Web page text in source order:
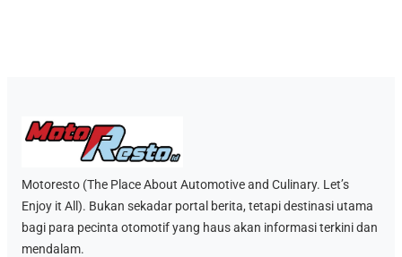
Motoresto (The Place About Automotive and Culinary. Let’s
Enjoy it All). Bukan sekadar portal berita, tetapi destinasi utama
bagi para pecinta otomotif yang haus akan informasi terkini dan
mendalam.